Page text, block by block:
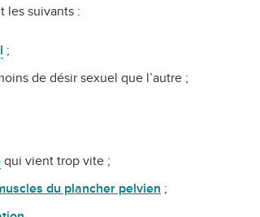
les suivants :
;
de désir sexuel que l’autre ;
qui vient trop vite ;
du plancher pelvien ;